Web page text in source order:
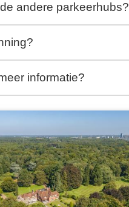
andere parkeerhubs?
informatie?